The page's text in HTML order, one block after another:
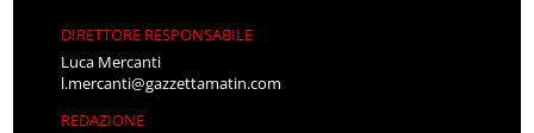
DIRETTORE RESPONSABILE
Luca Mercanti
l.mercanti@gazzettamatin.com
REDAZIONE